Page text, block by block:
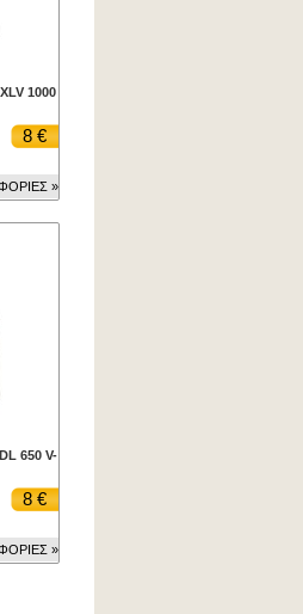
1000
8 €
»
650 V-
8 €
»